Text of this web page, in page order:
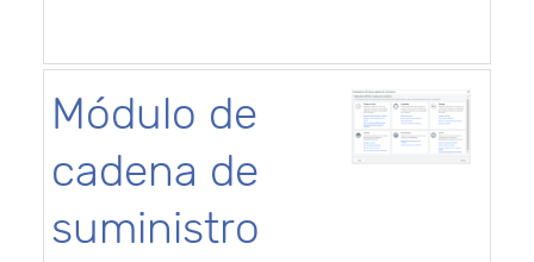
Módulo de
cadena de
suministro